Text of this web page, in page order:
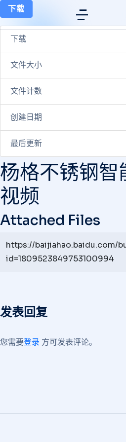
下载
下载
文件大小
文件计数
创建日期
最后更新
杨格不锈钢
视频
Attached Files
https://baijiahao.baidu.com/
id=1809523849753100994
发表回复
您需要登录 方可发表评论。